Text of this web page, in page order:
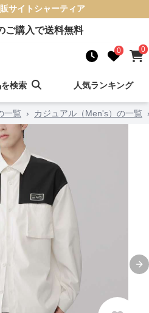
サイト シャーティア
ご購入で送料無料
0 0
検索 人気ランキング
一覧 › カジュアル（Men's）の一覧